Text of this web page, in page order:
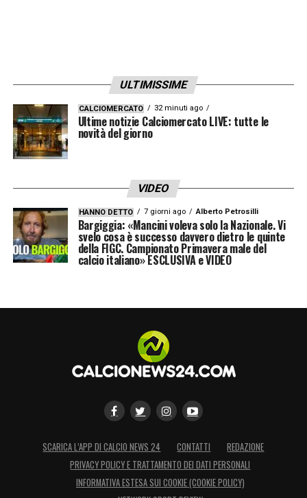
ULTIMISSIME
CALCIOMERCATO 32 minuti ago
Ultime notizie Calciomercato LIVE: tutte le
novità del giorno
VIDEO
HANNO DETTO 7 giorni ago Alberto Petrosilli
Bargiggia: «Mancini voleva solo la Nazionale. Vi
svelo cosa è successo davvero dietro le quinte
della FIGC. Campionato Primavera male del
calcio italiano» ESCLUSIVA e VIDEO
SCARICA L’APP DI CALCIO NEWS 24 CONTATTI
REDAZIONE
PRIVACY POLICY E TRATTAMENTO DEI DATI PERSONALI
INFORMATIVA ESTESA SUI COOKIE (COOKIE POLICY)